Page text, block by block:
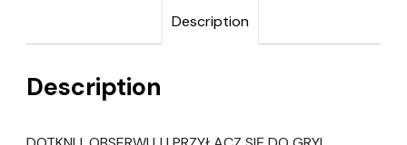
Description
Description